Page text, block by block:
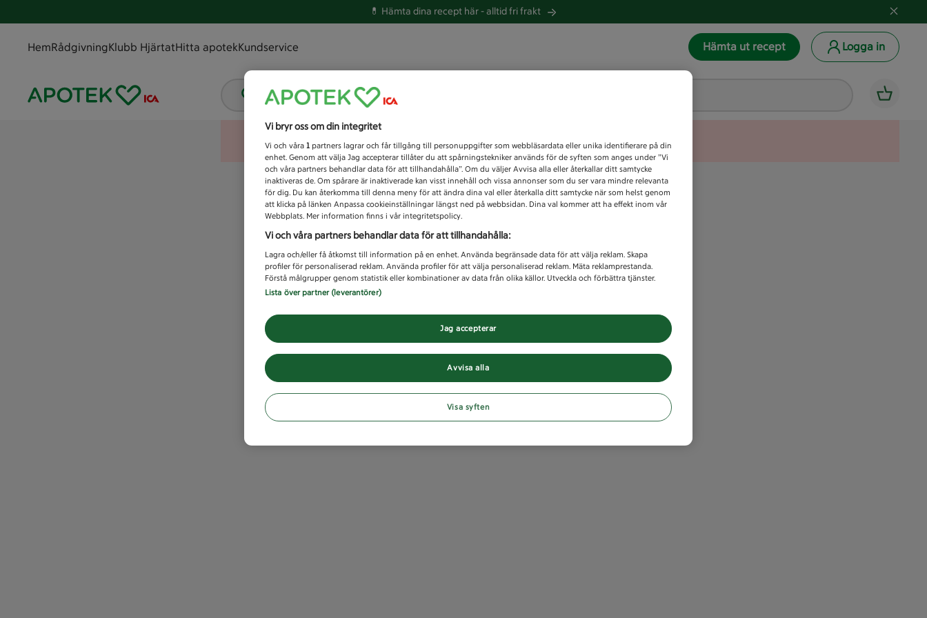
💊 Hämta dina recept här -alltid fri frakt
HemRådgivningKlubb HjärtatHitta apotekKundservice Hämta ut recept Logga in
Vad letar du efter idag?
Unknown error
Vi bryr oss om din integritet
Vi och våra 1 partners lagrar och får tillgång till personuppgifter som webbläsardata eller unika identifierare på din
enhet. Genom att välja Jag accepterar tillåter du att spårningstekniker används för de syften som anges under ”Vi
och våra partners behandlar data för att tillhandahålla”. Om du väljer Avvisa alla eller återkallar ditt samtycke
inaktiveras de. Om spårare är inaktiverade kan visst innehåll och vissa annonser som du ser vara mindre relevanta
för dig. Du kan återkomma till denna meny för att ändra dina val eller återkalla ditt samtycke när som helst genom
att klicka på länken Anpassa cookieinställningar längst ned på webbsidan. Dina val kommer att ha effekt inom vår
Webbplats. Mer information finns i vår integritetspolicy.
Vi och våra partners behandlar data för att tillhandahålla:
Lagra och/eller få åtkomst till information på en enhet. Använda begränsade data för att välja reklam. Skapa
profiler för personaliserad reklam. Använda profiler för att välja personaliserad reklam. Mäta reklamprestanda.
Förstå målgrupper genom statistik eller kombinationer av data från olika källor. Utveckla och förbättra tjänster.
Lista över partner (leverantörer)
Avvisa alla
Jag accepterar
Visa syften